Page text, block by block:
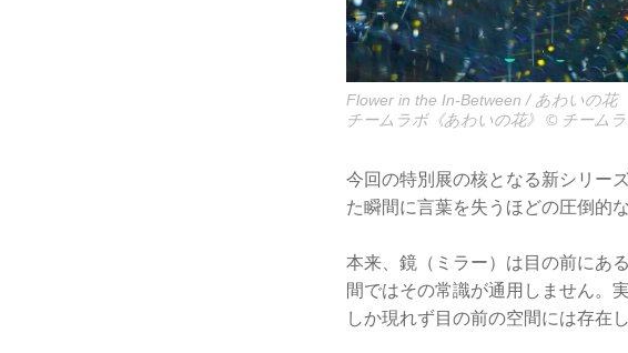
Flower in the In-Between / あわいの花
チームラボ《あわいの花》 © チーム
今回の特別展の核となる新シリー
た瞬間に言葉を失うほどの圧倒的
本来、鏡（ミラー）は目の前にあ
間ではその常識が通用しません。
しか現れず目の前の空間には存在